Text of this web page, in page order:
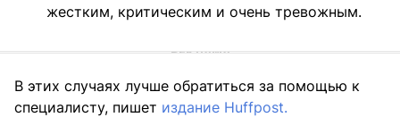
жестким, критическим и очень тревожным.
В этих случаях лучше обратиться за помощью к
специалисту, пишет издание Huffpost.